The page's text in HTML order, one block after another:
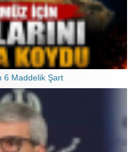
6 Maddelik Şart